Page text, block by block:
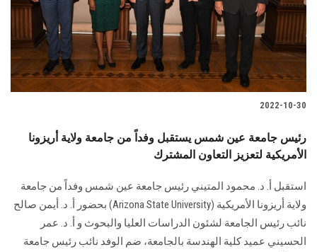
2022-10-30
رئيس جامعة عين شمس يستقبل وفداً من جامعة ولاية أريزونا
الأمريكية لتعزيز التعاون المشترك
استقبل أ. د. محمود المتيني رئيس جامعة عين شمس وفداً من جامعة
ولاية أريزونا الأمريكية (Arizona State University) بحضور أ. د. أيمن صالح
نائب رئيس الجامعة لشئون الدراسات العليا والبحوث و أ. د. عمر
الحسيني عميد كلية الهندسة بالجامعة، ضم الوفد نائب رئيس جامعة